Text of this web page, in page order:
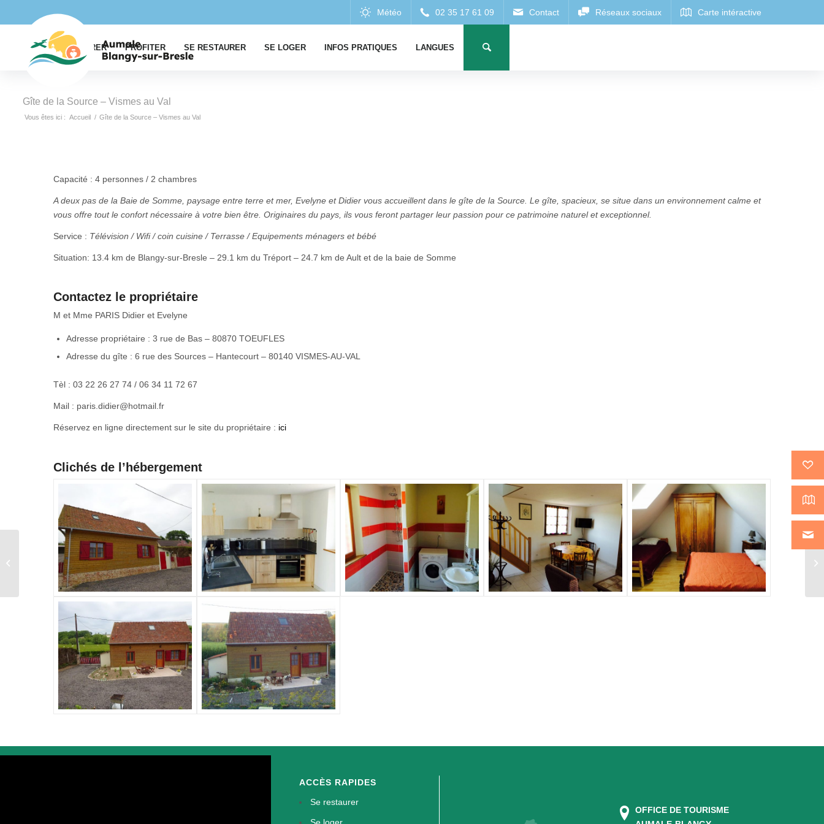
EXPLORER PROFITER SE RESTAURER SE LOGER INFOS PRATIQUES LANGUES
Gîte de la Source – Vismes au Val
Vous êtes ici : Accueil / Gîte de la Source – Vismes au Val
Capacité : 4 personnes / 2 chambres
A deux pas de la Baie de Somme, paysage entre terre et mer, Evelyne et Didier vous accueillent dans le gîte de la Source. Le gîte, spacieux, se situe dans un environnement calme et
vous offre tout le confort nécessaire à votre bien être. Originaires du pays, ils vous feront partager leur passion pour ce patrimoine naturel et exceptionnel.
Service : Télévision / Wifi / coin cuisine / Terrasse / Equipements ménagers et bébé
Situation: 13.4 km de Blangy-sur-Bresle – 29.1 km du Tréport – 24.7 km de Ault et de la baie de Somme
Contactez le propriétaire
M et Mme PARIS Didier et Evelyne
Adresse propriétaire : 3 rue de Bas – 80870 TOEUFLES
Adresse du gîte : 6 rue des Sources – Hantecourt – 80140 VISMES-AU-VAL
Tèl : 03 22 26 27 74 / 06 34 11 72 67
Mail : paris.didier@hotmail.fr
Réservez en ligne directement sur le site du propriétaire : ici
Clichés de l’hébergement
ACCÈS RAPIDES
Se restaurer
OFFICE DE TOURISME
Gîte du Four à Pain –
Vismes au Val